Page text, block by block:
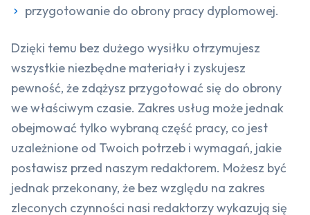
przygotowanie do obrony pracy dyplomowej.
Dzięki temu bez dużego wysiłku otrzymujesz
wszystkie niezbędne materiały i zyskujesz
pewność, że zdążysz przygotować się do obrony
we właściwym czasie. Zakres usług może jednak
obejmować tylko wybraną część pracy, co jest
uzależnione od Twoich potrzeb i wymagań, jakie
postawisz przed naszym redaktorem. Możesz być
jednak przekonany, że bez względu na zakres
zleconych czynności nasi redaktorzy wykazują się